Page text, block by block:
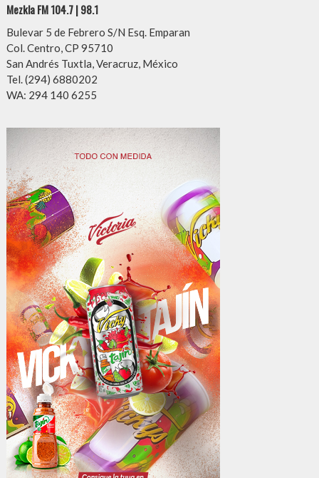
Mezkla FM 104.7 | 98.1
Bulevar 5 de Febrero S/N Esq. Emparan
Col. Centro, CP 95710
San Andrés Tuxtla, Veracruz, México
Tel. (294) 6880202
WA: 294 140 6255